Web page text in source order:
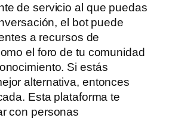
de servicio al que puedas
el bot puede
a recursos de
el foro de tu comunidad
Si estás
alternativa, entonces
Esta plataforma te
con personas